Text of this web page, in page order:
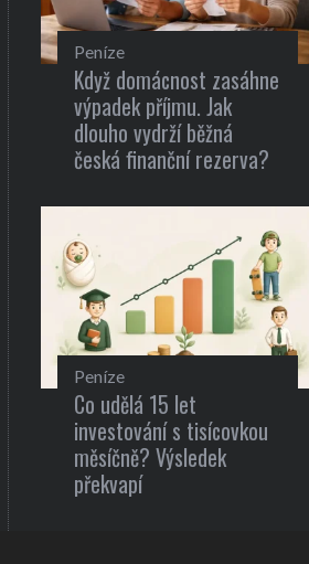
Recepty pro zdravou a rychlou snídani
Peníze
Když domácnost zasáhne
výpadek příjmu. Jak
dlouho vydrží běžná
česká finanční rezerva?
Peníze
Co udělá 15 let
investování s tisícovkou
měsíčně? Výsledek
překvapí